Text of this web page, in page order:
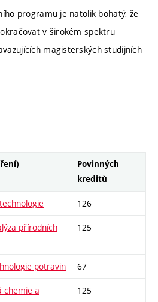
programu je natolik bohatý, že
v širokém spektru
magisterských studijních
Povinných
kreditů
126
přírodních
125
potravin 67
chemie a
125